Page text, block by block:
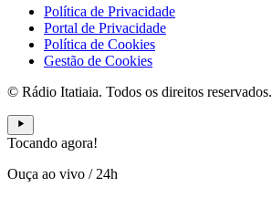
Política de Privacidade
Portal de Privacidade
Política de Cookies
Gestão de Cookies
© Rádio Itatiaia. Todos os direitos reservados.
Tocando agora!
Ouça ao vivo /24h